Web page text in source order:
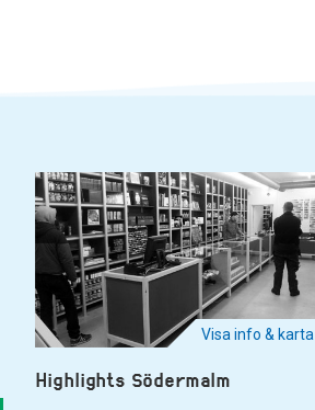
Visa info & karta
Highlights Södermalm